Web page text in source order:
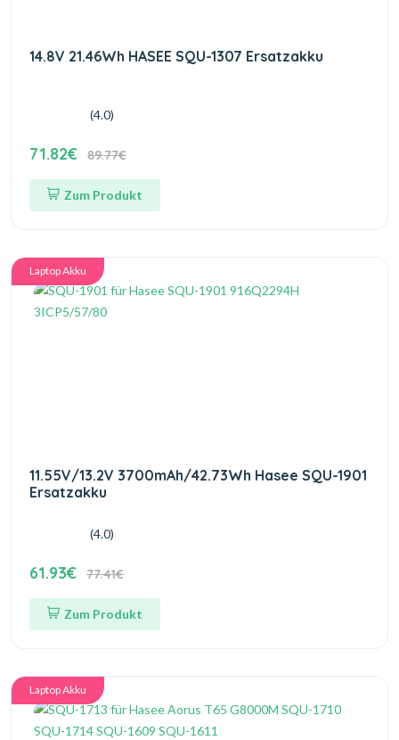
14.8V 21.46Wh HASEE SQU-1307 Ersatzakku
(4.0)
71.82€ 89.77€
Zum Produkt
Laptop Akku
11.55V/13.2V 3700mAh/42.73Wh Hasee SQU-1901
Ersatzakku
(4.0)
61.93€ 77.41€
Zum Produkt
Laptop Akku